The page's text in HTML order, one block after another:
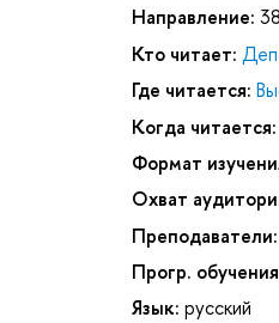
Направление:
Кто читает:
Где читается:
Когда читается:
Формат
Охват
Преподаватели:
Прогр.
Язык: русский